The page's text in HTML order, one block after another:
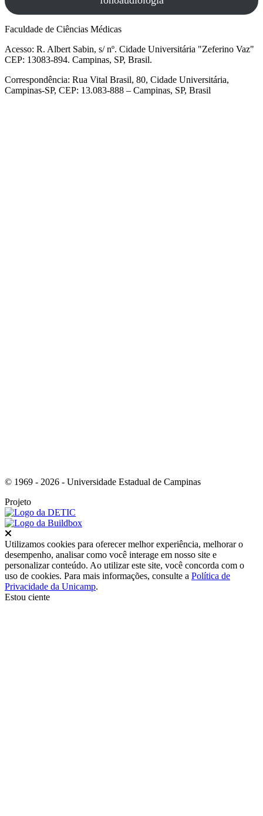
Faculdade de Ciências Médicas
Acesso: R. Albert Sabin, s/ nº. Cidade Universitária "Zeferino Vaz"
CEP: 13083-894. Campinas, SP, Brasil.
Correspondência: Rua Vital Brasil, 80, Cidade Universitária,
Campinas-SP, CEP: 13.083-888 – Campinas, SP, Brasil
© 1969 - 2026 - Universidade Estadual de Campinas
Projeto
Utilizamos cookies para oferecer melhor experiência, melhorar o
desempenho, analisar como você interage em nosso site e
personalizar conteúdo. Ao utilizar este site, você concorda com o
uso de cookies. Para mais informações, consulte a Política de
Privacidade da Unicamp.
Estou ciente